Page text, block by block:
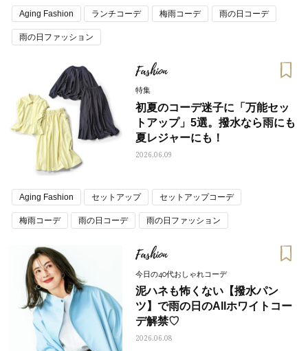
Aging Fashion ランチコーデ 梅雨コーデ 雨の日コーデ
雨の日ファッション
Fashion
特集
初夏のコーデ迷子に「万能セッ
トアップ」5選。撥水なら雨にも
夏レジャーにも！
2026.06.09
Aging Fashion セットアップ セットアップコーデ
梅雨コーデ 雨の日コーデ 雨の日ファッション
Fashion
今日の40代おしゃれコーデ
泥ハネも怖くない【撥水パン
ツ】で雨の日のAllホワイトコー
デ解禁♡
2026.06.08